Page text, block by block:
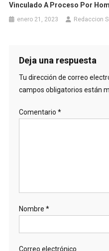
Vinculado A Proceso Por
enero 21, 2023 Redaccion
Deja una respuesta
Tu dirección de correo
campos obligatorios están
Comentario *
Nombre *
Correo electrónico